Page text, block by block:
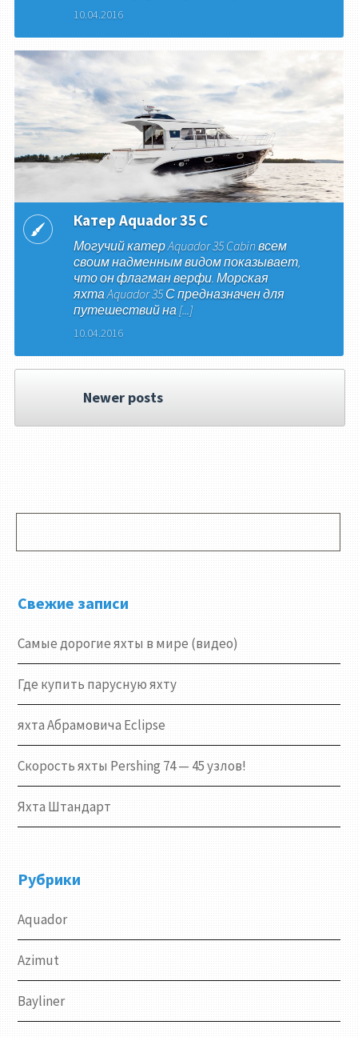
10.04.2016
Катер Aquador 35 C
Могучий катер Aquador 35 Cabin всем
своим надменным видом показывает,
что он флагман верфи. Морская
яхта Aquador 35 С предназначен для
путешествий на [...]
10.04.2016
Newer posts
Свежие записи
Самые дорогие яхты в мире (видео)
Где купить парусную яхту
яхта Абрамовича Eclipse
Скорость яхты Pershing 74 — 45 узлов!
Яхта Штандарт
Рубрики
Aquador
Azimut
Bayliner